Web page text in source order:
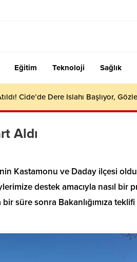
Eğitim Teknoloji Sağlık
Cide’de Dere Islahı Başlıyor,
Aldı
Kastamonu ve Daday ilçesi
destek amacıyla nasıl bir
süre sonra Bakanlığımıza